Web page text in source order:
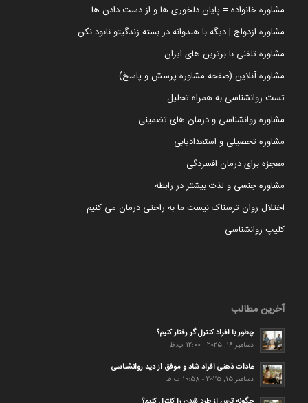
مشاوره خانواده = پایان دلخوری ها و از دست دادن ها
مشاوره ازدواج | دیگه با هندوانه در بسته زندگیتو نابود نکن
مشاوره تلفنی با برترین های ایران
مشاوره آنلاین (صفحه مشاوره پرسش و پاسخ)
تست روانشناسی به همراه تحلیل
مشاوره روانشناسی و درمان های تضمینی
مشاوره تحصیلی و استعدادیابی
معجزه برای درمان افسردگی
مشاوره جنسی و لذت بیشتر در رابطه
اختلال روان ترسناک نیست ما به راحتی درمان می کنیم
کلیپ روانشناسی
آخرین مطالب
چطور با افراد کنترل گر رفتار کنیم؟
دسامبر 16, 2025 - 12:00 ب.ظ
عادات ذهنی افراد شاد و موفق از دید روانشناسی
دسامبر 15, 2025 - 10:58 ب.ظ